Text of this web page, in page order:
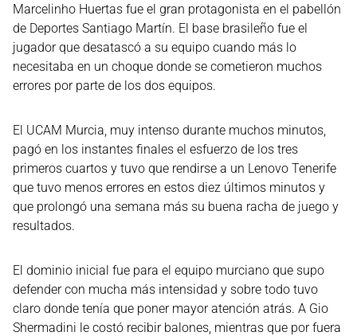
Marcelinho Huertas fue el gran protagonista en el pabellón
de Deportes Santiago Martín. El base brasileño fue el
jugador que desatascó a su equipo cuando más lo
necesitaba en un choque donde se cometieron muchos
errores por parte de los dos equipos.
El UCAM Murcia, muy intenso durante muchos minutos,
pagó en los instantes finales el esfuerzo de los tres
primeros cuartos y tuvo que rendirse a un Lenovo Tenerife
que tuvo menos errores en estos diez últimos minutos y
que prolongó una semana más su buena racha de juego y
resultados.
El dominio inicial fue para el equipo murciano que supo
defender con mucha más intensidad y sobre todo tuvo
claro donde tenía que poner mayor atención atrás. A Gio
Shermadini le costó recibir balones, mientras que por fuera